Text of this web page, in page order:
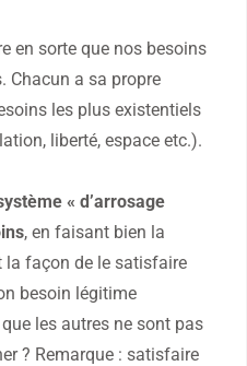
en sorte que nos besoins
Chacun a sa propre
les plus existentiels
liberté, espace etc.).
« d’arrosage
, en faisant bien la
la façon de le satisfaire
besoin légitime
les autres ne sont pas
? Remarque : satisfaire